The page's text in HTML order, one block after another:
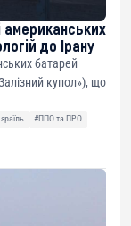
американських
до Ірану
батарей
купол»), що
#ППО та ПРО